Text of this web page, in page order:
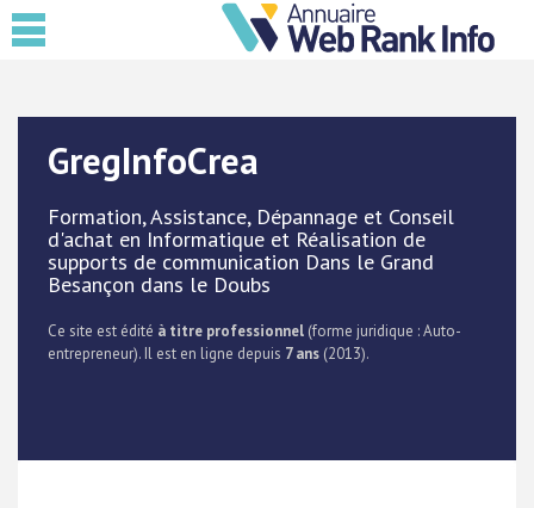
GregInfoCrea
Formation, Assistance, Dépannage et Conseil
d'achat en Informatique et Réalisation de
supports de communication Dans le Grand
Besançon dans le Doubs
Ce site est édité à titre professionnel (forme juridique : Auto-
entrepreneur). Il est en ligne depuis 7 ans (2013).